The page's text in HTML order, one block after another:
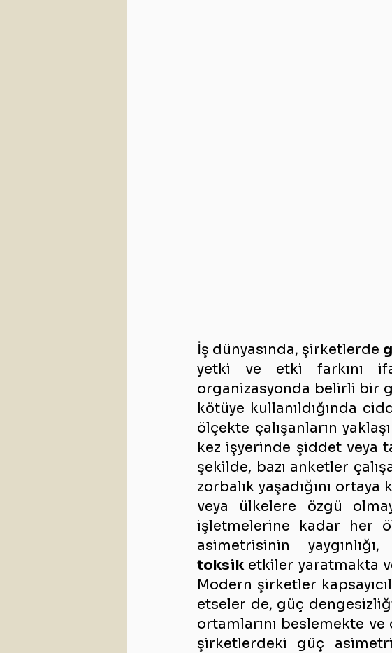
İş dünyasında, şirketlerde
yetki ve etki farkını
organizasyonda belirli bir
kötüye kullanıldığında
ölçekte çalışanların
kez işyerinde şiddet veya
şekilde, bazı anketler
zorbalık yaşadığını
veya ülkelere özgü
işletmelerine kadar her
toksik etkiler yaratmakta
Modern şirketler
etseler de, güç
ortamlarını beslemekte
şirketlerdeki güç